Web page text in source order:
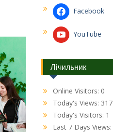
Facebook
YouTube
Лічильник
Online Visitors: 0
Today's Views: 317
Today's Visitors: 1
Last 7 Days Views: